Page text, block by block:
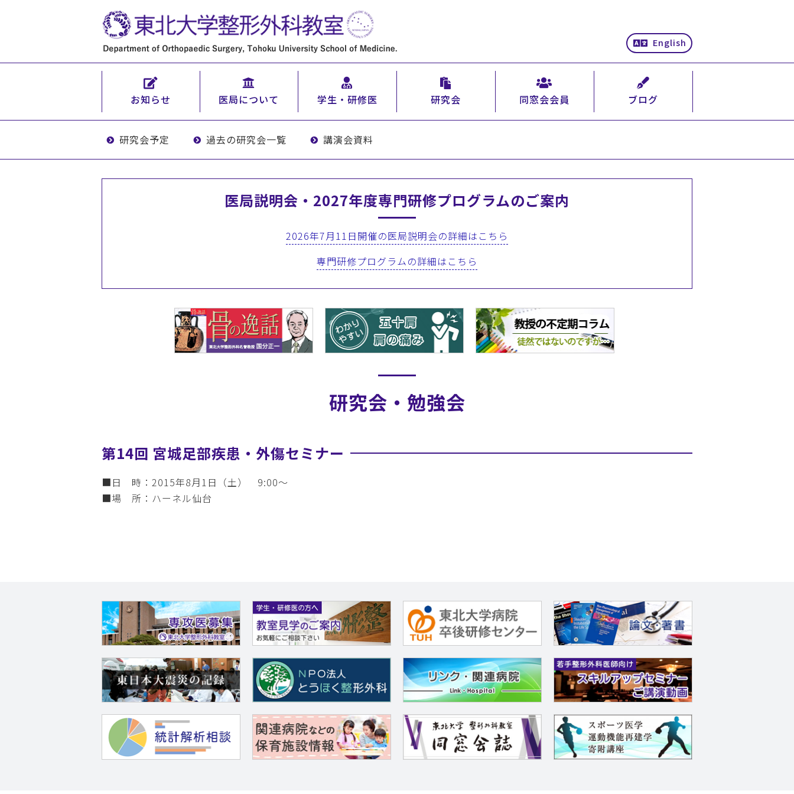
English
お知らせ 医局について 学生・研修医 研究会 同窓会会員 ブログ
研究会予定 過去の研究会一覧 講演会資料
医局説明会・2027年度専門研修プログラムのご案内
2026年7月11日開催の医局説明会の詳細はこちら
専門研修プログラムの詳細はこちら
研究会・勉強会
第14回 宮城足部疾患・外傷セミナー
■日 時：2015年8月1日（土） 9:00～
■場 所：ハーネル仙台